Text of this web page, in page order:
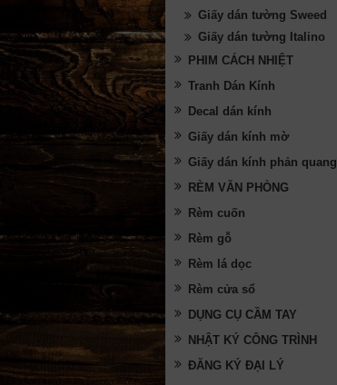
Giấy dán tường Sweed
Giấy dán tường Italino
PHIM CÁCH NHIỆT
Tranh Dán Kính
Decal dán kính
Giấy dán kính mờ
Giấy dán kính phản quang
RÈM VĂN PHÒNG
Rèm cuốn
Rèm gỗ
Rèm lá dọc
Rèm cửa sổ
DỤNG CỤ CẦM TAY
NHẬT KÝ CÔNG TRÌNH
ĐĂNG KÝ ĐẠI LÝ